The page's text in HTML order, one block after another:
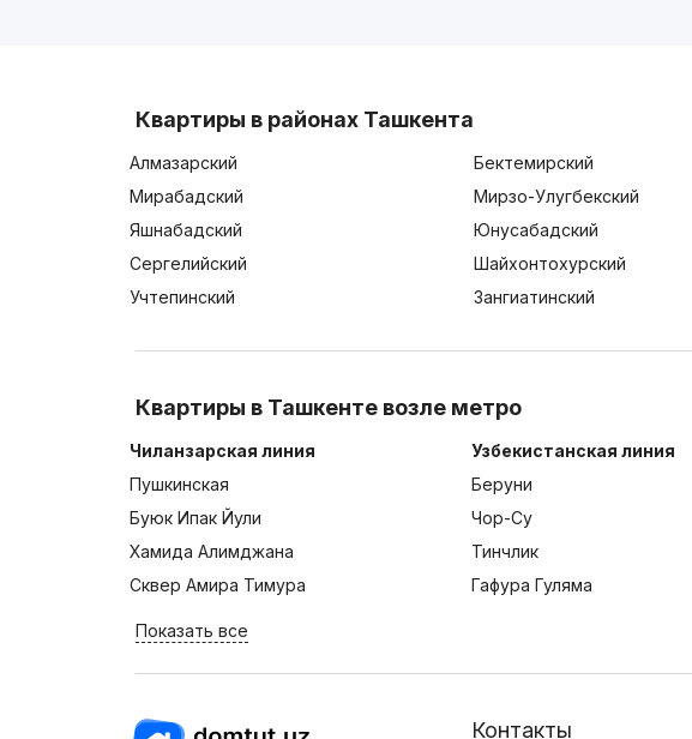
Квартиры в районах Ташкента
Алмазарский Бектемирский
Мирабадский
Мирзо-Улугбекский
Яшнабадский
Юнусабадский
Сергелийский
Шайхонтохурский
Учтепинский
Зангиатинский
Квартиры в Ташкенте возле метро
Чиланзарская линия
Пушкинская
Буюк Ипак Йули
Хамида Алимджана
Сквер Амира Тимура
Узбекистанская линия
Беруни
Чор-Су
Тинчлик
Гафура Гуляма
Показать все
Контакты